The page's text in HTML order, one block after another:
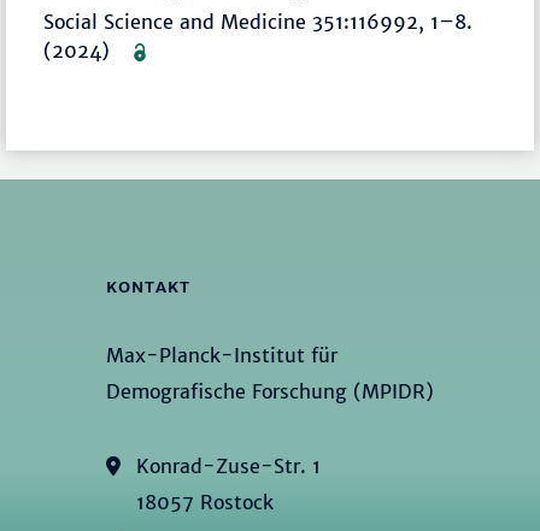
Social Science and Medicine 351:116992, 1–8.
(2024)
KONTAKT
Max-Planck-Institut für
Demografische Forschung (MPIDR)
Konrad-Zuse-Str. 1
18057 Rostock